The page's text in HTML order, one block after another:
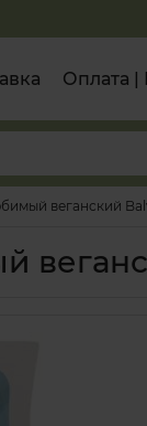
Оплата |
веганский